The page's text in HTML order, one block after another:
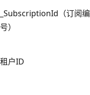
_SubscriptionId（订阅编
号）
租户ID